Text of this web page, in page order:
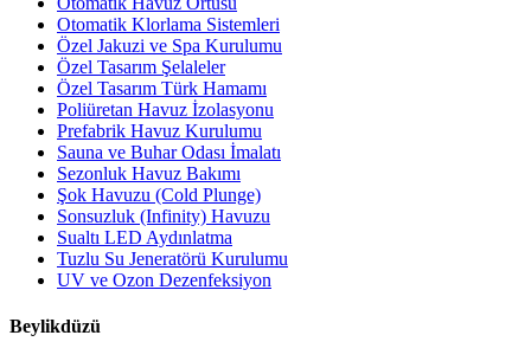
Otomatik Klorlama Sistemleri
Özel Jakuzi ve Spa Kurulumu
Özel Tasarım Şelaleler
Özel Tasarım Türk Hamamı
Poliüretan Havuz İzolasyonu
Prefabrik Havuz Kurulumu
Sauna ve Buhar Odası İmalatı
Sezonluk Havuz Bakımı
Şok Havuzu (Cold Plunge)
Sonsuzluk (Infinity) Havuzu
Sualtı LED Aydınlatma
Tuzlu Su Jeneratörü Kurulumu
UV ve Ozon Dezenfeksiyon
Beylikdüzü